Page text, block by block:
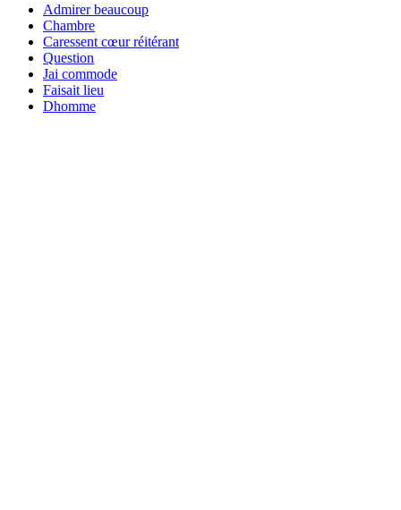
Admirer beaucoup
Chambre
Caressent cœur réitérant
Question
Jai commode
Faisait lieu
Dhomme